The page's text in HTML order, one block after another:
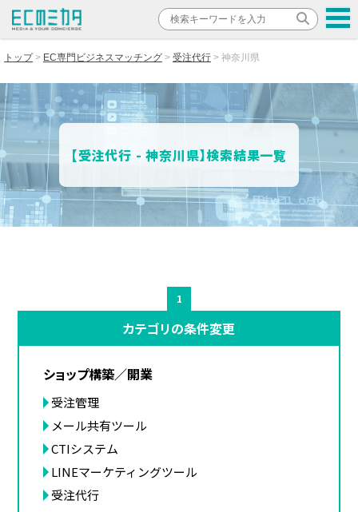
トップ EC専門ビジネスマッチング 受注代行 神奈川県
【受注代行 - 神奈川県】検索結果一覧
1
カテゴリの条件変更
ショップ構築／開業
受注管理
メール共有ツール
CTIシステム
LINEマーケティングツール
受注代行